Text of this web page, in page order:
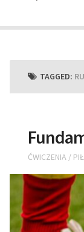
TAGGED:
ĆWICZENIA /